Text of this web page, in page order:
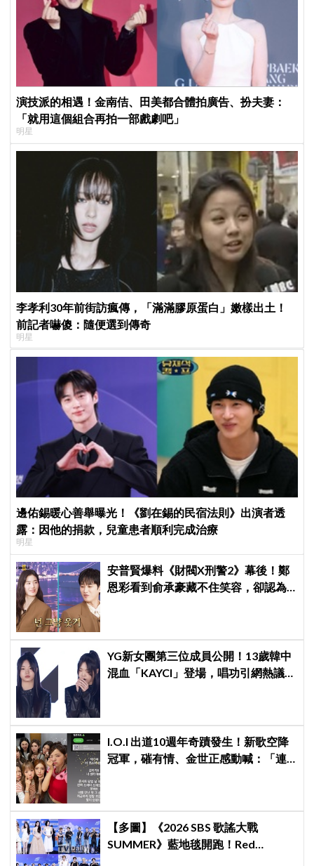
演技派的相遇！金南佶、田美都合體拍廣告、扮夫妻：
「就用這個組合再拍一部戲劇吧」
明星
李孝利30年前街訪瘋傳，「滿滿膠原蛋白」嫩樣出土！
前記者嚇傻：隨便選到傳奇
明星
邊佑錫暖心善舉曝光！《劉在錫的民宿法則》出演者透
露：因他的捐款，兒童患者順利完成治療
明星
安普賢爆料《財閥X刑警2》幕後！鄭
恩彩看到俞承豪藏不住笑容，卻認為
YG新女團第三位成員公開！13歲韓中
混血「KAYCI」登場，唱功引網熱議：
I.O.I 出道10週年奇蹟發生！新歌空降
冠軍，磪有情、金世正感動喊：「連
【多圖】《2026 SBS 歌謠大戰
SUMMER》藍地毯開跑！Red